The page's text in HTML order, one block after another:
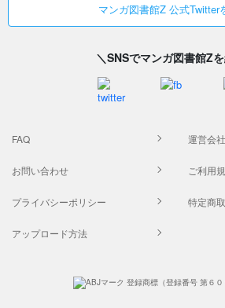
マンガ図書館Z 公式Twitter
＼SNSでマンガ図書館Z
FAQ 運営会社
お問い合わせ ご利用
プライバシーポリシー 特定商
アップロード方法